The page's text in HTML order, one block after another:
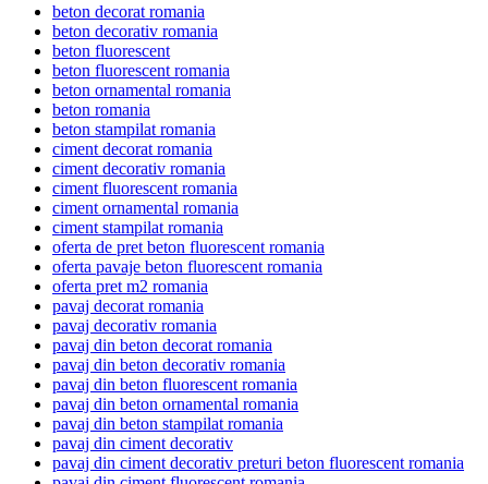
beton decorat romania
beton decorativ romania
beton fluorescent
beton fluorescent romania
beton ornamental romania
beton romania
beton stampilat romania
ciment decorat romania
ciment decorativ romania
ciment fluorescent romania
ciment ornamental romania
ciment stampilat romania
oferta de pret beton fluorescent romania
oferta pavaje beton fluorescent romania
oferta pret m2 romania
pavaj decorat romania
pavaj decorativ romania
pavaj din beton decorat romania
pavaj din beton decorativ romania
pavaj din beton fluorescent romania
pavaj din beton ornamental romania
pavaj din beton stampilat romania
pavaj din ciment decorativ
pavaj din ciment decorativ preturi beton fluorescent romania